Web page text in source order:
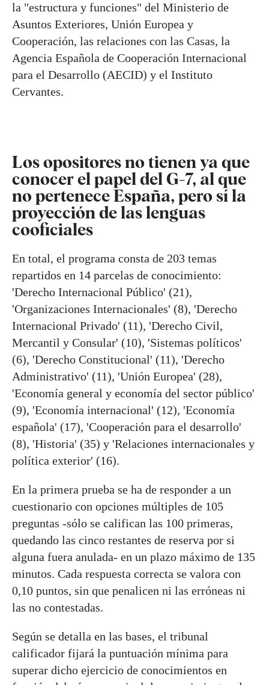
la "estructura y funciones" del Ministerio de
Asuntos Exteriores, Unión Europea y
Cooperación, las relaciones con las Casas, la
Agencia Española de Cooperación Internacional
para el Desarrollo (AECID) y el Instituto
Cervantes.
Los opositores no tienen ya que
conocer el papel del G-7, al que
no pertenece España, pero sí la
proyección de las lenguas
cooficiales
En total, el programa consta de 203 temas
repartidos en 14 parcelas de conocimiento:
'Derecho Internacional Público' (21),
'Organizaciones Internacionales' (8), 'Derecho
Internacional Privado' (11), 'Derecho Civil,
Mercantil y Consular' (10), 'Sistemas políticos'
(6), 'Derecho Constitucional' (11), 'Derecho
Administrativo' (11), 'Unión Europea' (28),
'Economía general y economía del sector público'
(9), 'Economía internacional' (12), 'Economía
española' (17), 'Cooperación para el desarrollo'
(8), 'Historia' (35) y 'Relaciones internacionales y
política exterior' (16).
En la primera prueba se ha de responder a un
cuestionario con opciones múltiples de 105
preguntas -sólo se califican las 100 primeras,
quedando las cinco restantes de reserva por si
alguna fuera anulada- en un plazo máximo de 135
minutos. Cada respuesta correcta se valora con
0,10 puntos, sin que penalicen ni las erróneas ni
las no contestadas.
Según se detalla en las bases, el tribunal
calificador fijará la puntuación mínima para
superar dicho ejercicio de conocimientos en